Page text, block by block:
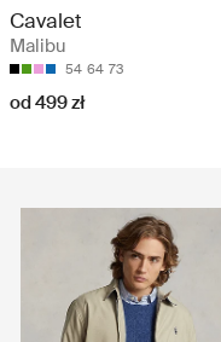
Cavalet
Malibu
54 64 73
od 499 zł